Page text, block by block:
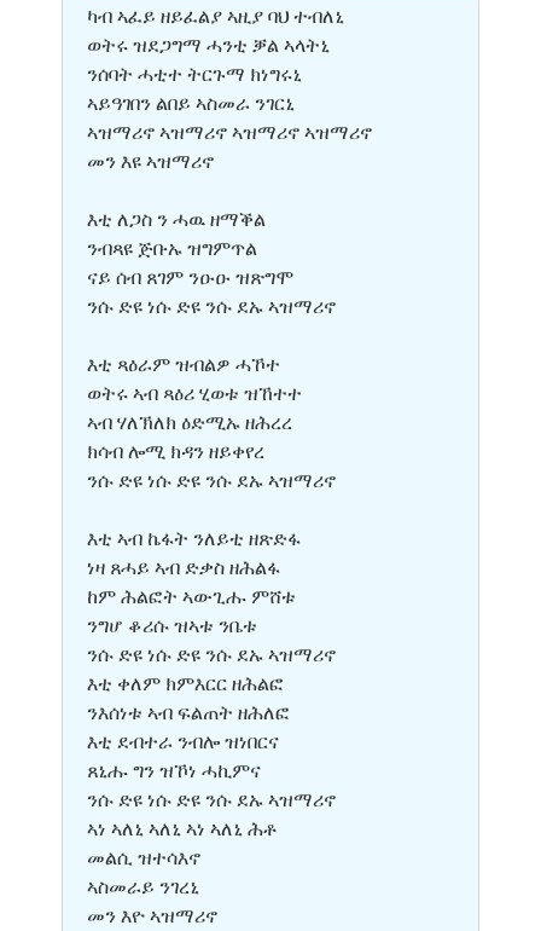
ካብ ኣፈይ ዘይፈልያ ኣዚያ ባህ ተብለኒ
ወትሩ ዝደጋግማ ሓንቲ ቓል ኣላትኒ
ንሰባት ሓቲተ ትርጉማ ክነግሩኒ
ኣይዓገበን ልበይ ኣስመራ ንገርኒ
ኣዝማሪኖ ኣዝማሪኖ ኣዝማሪኖ ኣዝማሪኖ
መን እዩ ኣዝማሪኖ
እቲ ለጋስ ን ሓዉ ዘማቕል
ንብጻዩ ጅቡኡ ዝግምጥል
ናይ ሰብ ጸገም ንዑዑ ዝጽግሞ
ንሱ ድዩ ነሱ ድዩ ንሱ ደኡ ኣዝማሪኖ
እቲ ጻዕራም ዝብልዎ ሓኾተ
ወትሩ ኣብ ጻዕሪ ሂወቱ ዝኸተተ
ኣብ ሃለኽለክ ዕድሚኡ ዘሕረረ
ክሳብ ሎሚ ክዳን ዘይቀየረ
ንሱ ድዩ ነሱ ድዩ ንሱ ደኡ ኣዝማሪኖ
እቲ ኣብ ኬፋት ንለይቲ ዘጽድፋ
ነዛ ጸሓይ ኣብ ድቃስ ዘሕልፋ
ከም ሕልፎት ኣውጊሑ ምሸቱ
ንግሆ ቆሪሱ ዝኣቱ ንቤቱ
ንሱ ድዩ ነሱ ድዩ ንሱ ደኡ ኣዝማሪኖ
እቲ ቀለም ክምእርር ዘሕልፎ
ንእሰነቱ ኣብ ፍልጠት ዘሕለፎ
እቲ ደብተራ ንብሎ ዝነበርና
ጸኒሑ ግን ዝኾነ ሓኪምና
ንሱ ድዩ ነሱ ድዩ ንሱ ደኡ ኣዝማሪኖ
ኣነ ኣለኒ ኣለኒ ኣነ ኣለኒ ሕቶ
መልሲ ዝተሳእኖ
ኣስመራይ ንገረኒ
መን እዮ ኣዝማሪኖ